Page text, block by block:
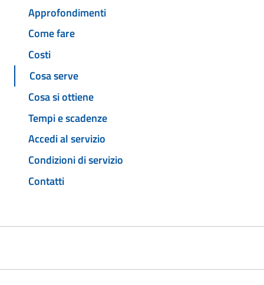
Approfondimenti
Come fare
Costi
Cosa serve
Cosa si ottiene
Tempi e scadenze
Accedi al servizio
Condizioni di servizio
Contatti